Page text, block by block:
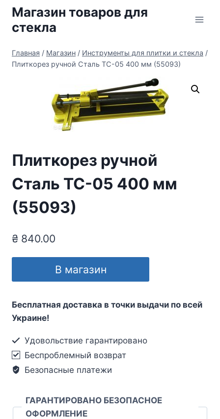
Перейти
содержимому
Магазин товаров для
стекла
Главная / Магазин / Инструменты для плитки и стекла /
Плиткорез ручной Сталь ТС-05 400 мм (55093)
Плиткорез ручной
Сталь ТС-05 400 мм
(55093)
₴ 840.00
В магазин
Бесплатная доставка в точки выдачи по всей
Украине!
Удовольствие гарантировано
Беспроблемный возврат
Безопасные платежи
ГАРАНТИРОВАНО БЕЗОПАСНОЕ
ОФОРМЛЕНИЕ